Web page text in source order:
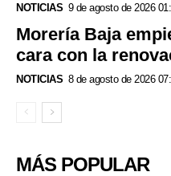
NOTICIAS 9 de agosto de 2026
Morería Baja
cara con la
NOTICIAS 8 de agosto de 2026
MÁS POPULAR